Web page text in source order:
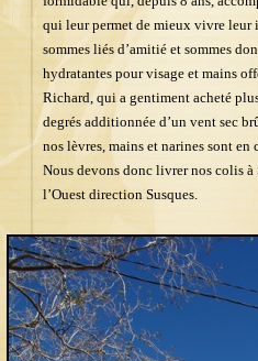
qui leur permet de mieux vivre leur
sommes liés d’amitié et sommes
hydratantes pour visage et mains
Richard, qui a gentiment acheté
degrés additionnée d’un vent sec
nos lèvres, mains et narines sont en
Nous devons donc livrer nos colis
l’Ouest direction Susques.